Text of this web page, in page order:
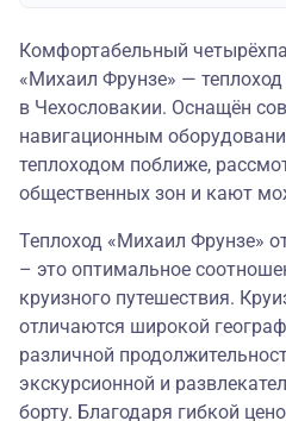
Комфортабельный
«Михаил Фрунзе» — теплоход
в Чехословакии. Оснащён
навигационным
теплоходом поближе,
общественных зон и кают
Теплоход «Михаил Фрунзе»
– это оптимальное
круизного путешествия.
отличаются широкой
различной
экскурсионной и
борту. Благодаря гибкой